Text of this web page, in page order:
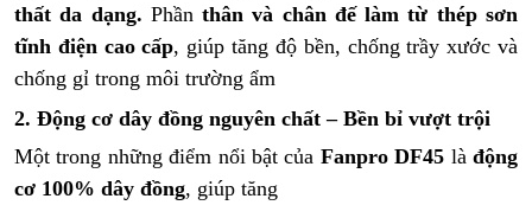
thất da dạng. Phầnthân và chân đế làm từ thép sơn
tĩnh điện cao cấp, giúp tăng độ bền, chống trầy xước và
chống gỉ trong môi trường ẩm
2. Động cơ dây đồng nguyên chất – Bền bỉ vượt trội
Một trong những điểm nổi bật của Fanpro DF45 làđộng
cơ 100% dây đồng, giúp tăng